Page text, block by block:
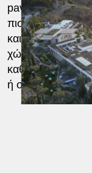
pavilions των 100
πισίνες, δύο
και τέσσερα
χώροι διαθέτουν
καθιστικά, ενώ
ή σε